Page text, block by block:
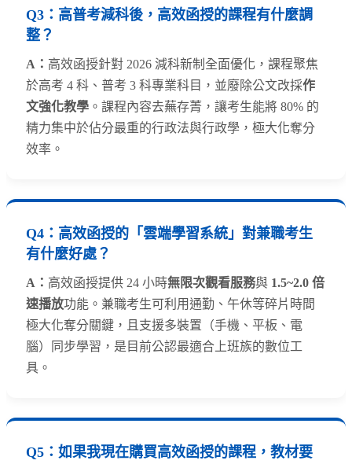
Q3： 高普考減科後，高效函授的課程有什麼調
整？
A： 高效函授針對 2026 減科新制全面優化，課程聚焦
於高考 4 科、普考 3 科專業科目，並廢除公文改採作
文強化教學 。課程內容去蕪存菁，讓考生能將 80% 的
精力集中於佔分最重的行政法與行政學，極大化奪分
效率。
Q4： 高效函授的「雲端學習系統」對兼職考生
有什麼好處？
A： 高效函授提供 24 小時無限次觀看服務與 1.5~2.0 倍
速播放功能。兼職考生可利用通勤、午休等碎片時間
極大化奪分關鍵，且支援多裝置（手機、平板、電
腦）同步學習，是目前公認最適合上班族的數位工
具。
Q5：如果我現在購買高效函授的課程，教材要